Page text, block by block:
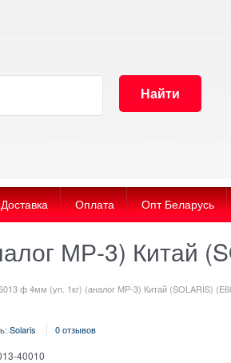
Найти
Доставка Оплата Опт Беларусь
МР-3) Китай
ф 4мм (уп. 1кг) (аналог МР-3) Китай (SOLARIS)
Solaris 0 отзывов
40010